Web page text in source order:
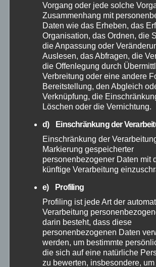
November 2025
Oktober 2025
September 2025
August 2025
Juli 2025
Juni 2025
April 2025
März 2025
Februar 2025
Vorgang oder jede solche
Zusammenhang mit
Daten wie das Erheben, das
Organisation, das Ordnen, die
die Anpassung oder
Auslesen, das Abfragen, die
die Offenlegung durch
Verbreitung oder eine andere
Bereitstellung, den Abgleich
Verknüpfung, die
Löschen oder die Vernichtung.
d) Einschränkung der
Einschränkung der
Markierung gespeicherter
personenbezogener Daten mit
künftige Verarbeitung
e) Profiling
Profiling ist jede Art der
Verarbeitung
darin besteht, dass diese
personenbezogenen Daten
werden, um bestimmte
die sich auf eine natürliche
zu bewerten, insbesondere,